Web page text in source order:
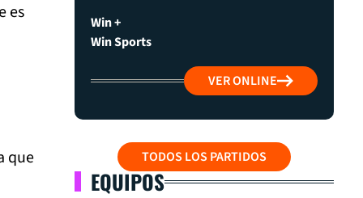
es
que
Win +
Win Sports
VER ONLINE
TODOS LOS PARTIDOS
EQUIPOS